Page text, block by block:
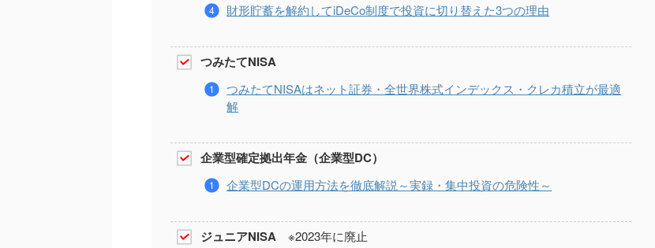
財形貯蓄を解約してiDeCo制度で投資に切り替えた3つの理由
つみたてNISA
つみたてNISAはネット証券・全世界株式インデックス・クレカ積立が最適
解
企業型確定拠出年金（企業型DC）
企業型DCの運用方法を徹底解説～実録・集中投資の危険性～
ジュニアNISA ※2023年に廃止